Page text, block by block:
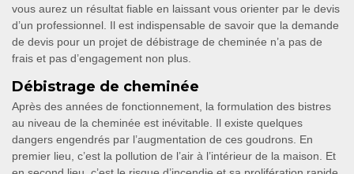
vous aurez un résultat fiable en laissant vous orienter par le devis
d’un professionnel. Il est indispensable de savoir que la demande
de devis pour un projet de débistrage de cheminée n’a pas de
frais et pas d’engagement non plus.
Débistrage de cheminée
Après des années de fonctionnement, la formulation des bistres
au niveau de la cheminée est inévitable. Il existe quelques
dangers engendrés par l’augmentation de ces goudrons. En
premier lieu, c’est la pollution de l’air à l’intérieur de la maison. Et